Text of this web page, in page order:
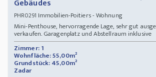
Gebäudes
PHR0291 Immobilien-Poitiers - Wohnung
Mini-Penthouse, hervorragende Lage, sehr gut
verkaufen. Garagenplatz und Abstellraum inklusive
Zimmer: 1
Wohnfläche: 55,00m²
Grundstück: 45,00m²
Zadar